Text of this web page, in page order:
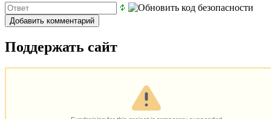
Поддержать сайт